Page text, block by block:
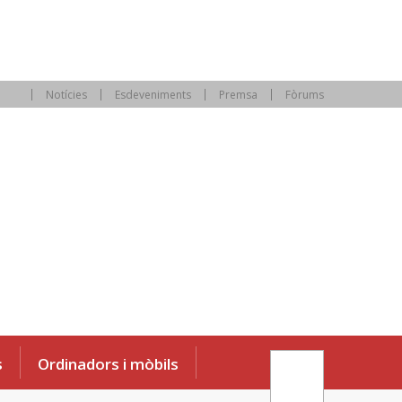
Notícies Esdeveniments Premsa Fòrums
Ordinadors i mòbils